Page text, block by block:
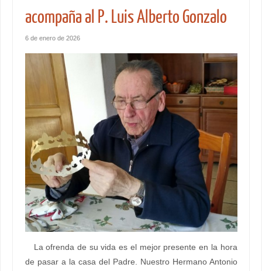
acompaña al P. Luis Alberto Gonzalo
6 de enero de 2026
La ofrenda de su vida es el mejor presente en la hora
de pasar a la casa del Padre. Nuestro Hermano Antonio